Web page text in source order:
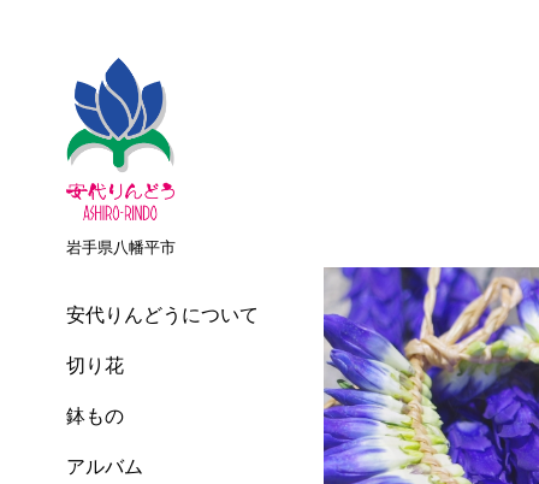
岩手県八幡平市
安代りんどうについて
切り花
鉢もの
アルバム